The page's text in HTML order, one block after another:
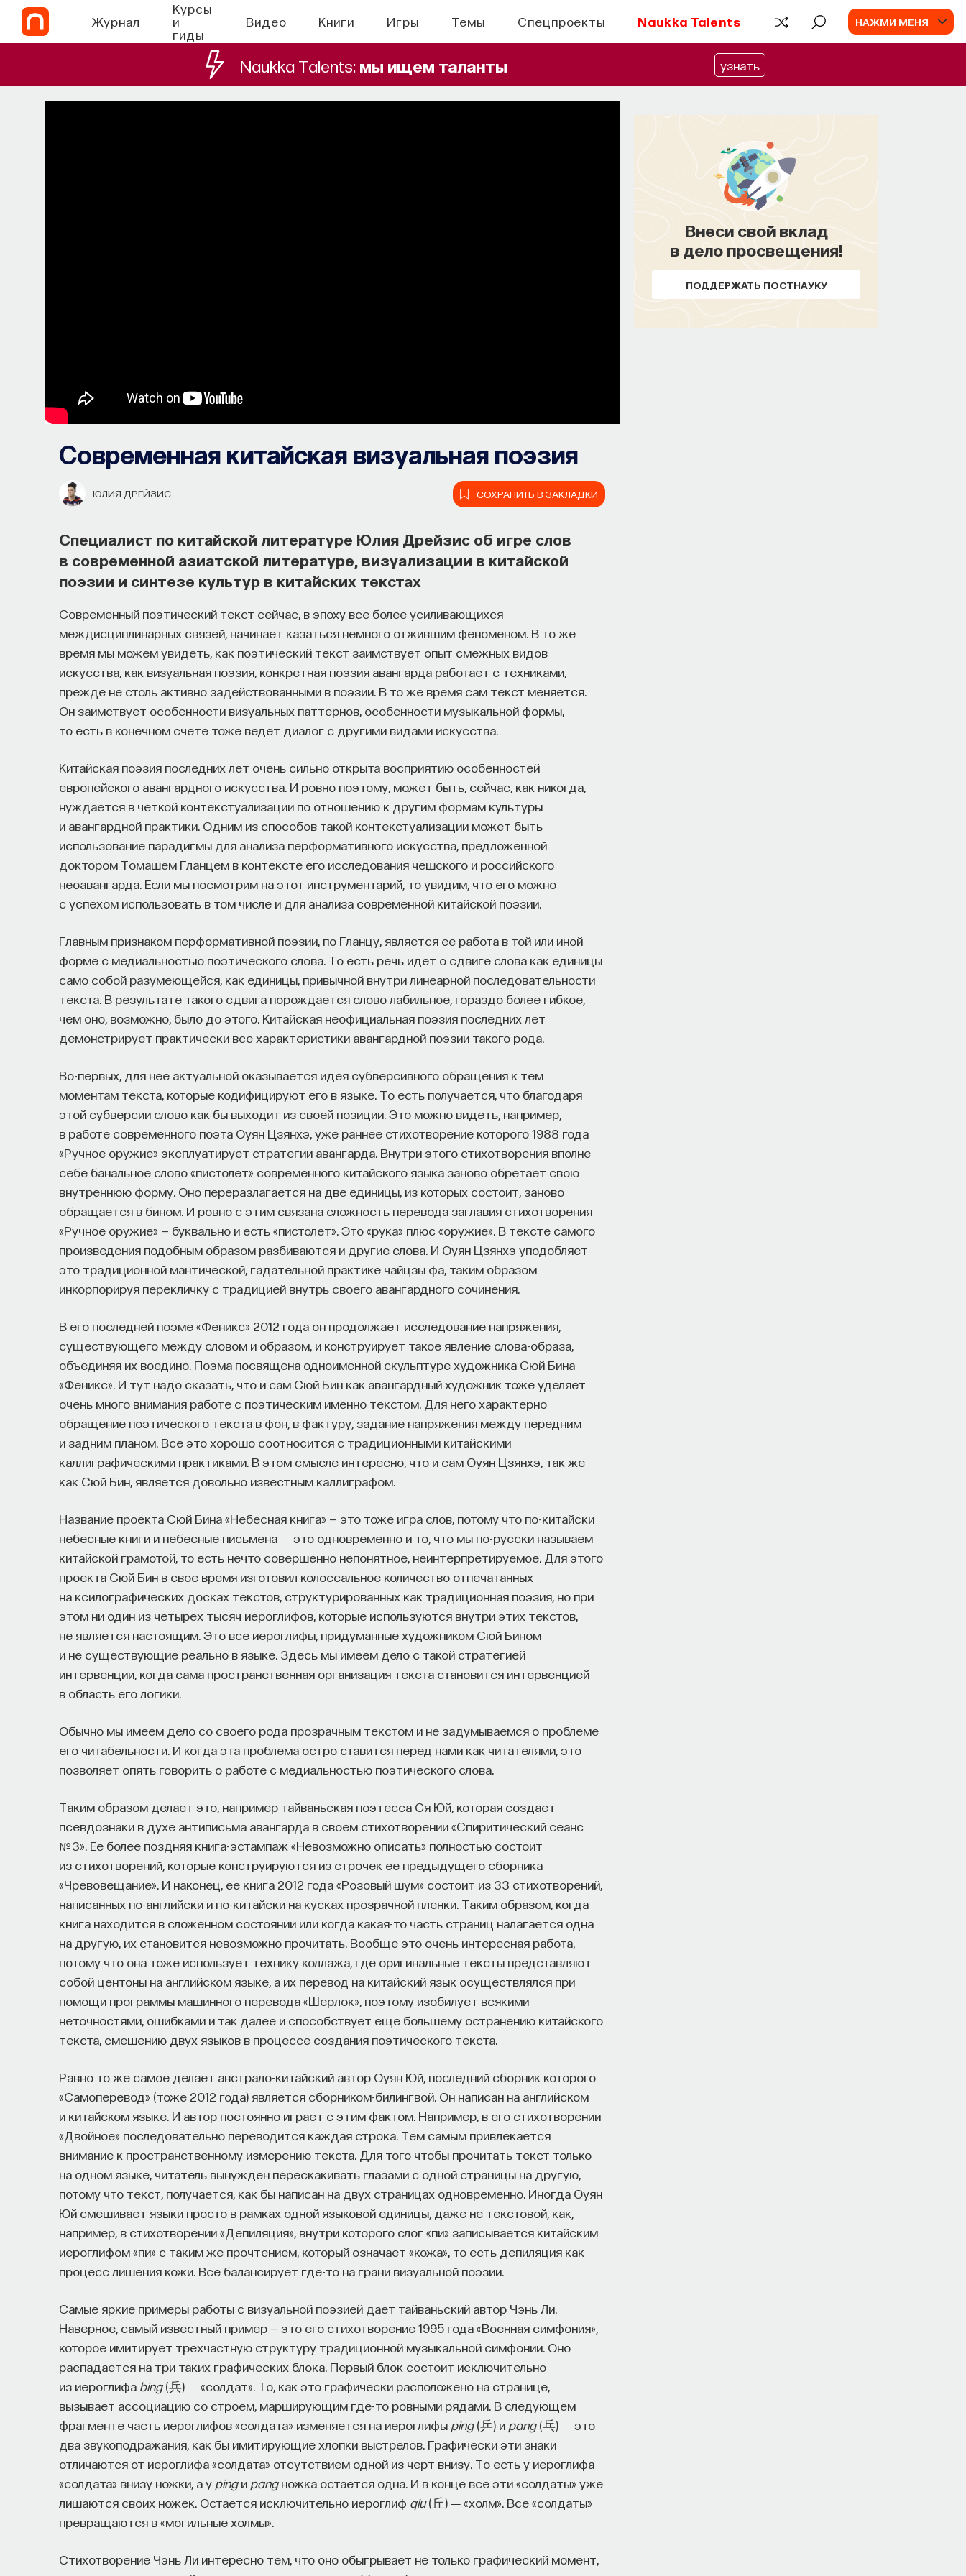
Журнал
Курсы
и
гиды
Видео Книги Игры Темы Спецпроекты Naukka Talents НАЖМИ МЕНЯ
Naukka Talents: мы ищем таланты узнать
Современная китайская визуальная поэзия
ЮЛИЯ ДРЕЙЗИС СОХРАНИТЬ В ЗАКЛАДКИ
Специалист по китайской литературе Юлия Дрейзис об игре слов
в современной азиатской литературе, визуализации в китайской
поэзии и синтезе культур в китайских текстах
Современный поэтический текст сейчас, в эпоху все более усиливающихся
междисциплинарных связей, начинает казаться немного отжившим феноменом. В то же
время мы можем увидеть, как поэтический текст заимствует опыт смежных видов
искусства, как визуальная поэзия, конкретная поэзия авангарда работает с техниками,
прежде не столь активно задействованными в поэзии. В то же время сам текст меняется.
Он заимствует особенности визуальных паттернов, особенности музыкальной формы,
то есть в конечном счете тоже ведет диалог с другими видами искусства.
Китайская поэзия последних лет очень сильно открыта восприятию особенностей
европейского авангардного искусства. И ровно поэтому, может быть, сейчас, как никогда,
нуждается в четкой контекстуализации по отношению к другим формам культуры
и авангардной практики. Одним из способов такой контекстуализации может быть
использование парадигмы для анализа перформативного искусства, предложенной
доктором Томашем Гланцем в контексте его исследования чешского и российского
неоавангарда. Если мы посмотрим на этот инструментарий, то увидим, что его можно
с успехом использовать в том числе и для анализа современной китайской поэзии.
Главным признаком перформативной поэзии, по Гланцу, является ее работа в той или иной
форме с медиальностью поэтического слова. То есть речь идет о сдвиге слова как единицы
само собой разумеющейся, как единицы, привычной внутри линеарной последовательности
текста. В результате такого сдвига порождается слово лабильное, гораздо более гибкое,
чем оно, возможно, было до этого. Китайская неофициальная поэзия последних лет
демонстрирует практически все характеристики авангардной поэзии такого рода.
Во-первых, для нее актуальной оказывается идея субверсивного обращения к тем
моментам текста, которые кодифицируют его в языке. То есть получается, что благодаря
этой субверсии слово как бы выходит из своей позиции. Это можно видеть, например,
в работе современного поэта Оуян Цзянхэ, уже раннее стихотворение которого 1988 года
«Ручное оружие» эксплуатирует стратегии авангарда. Внутри этого стихотворения вполне
себе банальное слово «пистолет» современного китайского языка заново обретает свою
внутреннюю форму. Оно переразлагается на две единицы, из которых состоит, заново
обращается в бином. И ровно с этим связана сложность перевода заглавия стихотворения
«Ручное оружие» — буквально и есть «пистолет». Это «рука» плюс «оружие». В тексте самого
произведения подобным образом разбиваются и другие слова. И Оуян Цзянхэ уподобляет
это традиционной мантической, гадательной практике чайцзы фа, таким образом
инкорпорируя перекличку с традицией внутрь своего авангардного сочинения.
В его последней поэме «Феникс» 2012 года он продолжает исследование напряжения,
существующего между словом и образом, и конструирует такое явление слова-образа,
объединяя их воедино. Поэма посвящена одноименной скульптуре художника Сюй Бина
«Феникс». И тут надо сказать, что и сам Сюй Бин как авангардный художник тоже уделяет
очень много внимания работе с поэтическим именно текстом. Для него характерно
обращение поэтического текста в фон, в фактуру, задание напряжения между передним
и задним планом. Все это хорошо соотносится с традиционными китайскими
каллиграфическими практиками. В этом смысле интересно, что и сам Оуян Цзянхэ, так же
как Сюй Бин, является довольно известным каллиграфом.
Название проекта Сюй Бина «Небесная книга» — это тоже игра слов, потому что по-китайски
небесные книги и небесные письмена ― это одновременно и то, что мы по-русски называем
китайской грамотой, то есть нечто совершенно непонятное, неинтерпретируемое. Для этого
проекта Сюй Бин в свое время изготовил колоссальное количество отпечатанных
на ксилографических досках текстов, структурированных как традиционная поэзия, но при
этом ни один из четырех тысяч иероглифов, которые используются внутри этих текстов,
не является настоящим. Это все иероглифы, придуманные художником Сюй Бином
и не существующие реально в языке. Здесь мы имеем дело с такой стратегией
интервенции, когда сама пространственная организация текста становится интервенцией
в область его логики.
Обычно мы имеем дело со своего рода прозрачным текстом и не задумываемся о проблеме
его читабельности. И когда эта проблема остро ставится перед нами как читателями, это
позволяет опять говорить о работе с медиальностью поэтического слова.
Таким образом делает это, например тайваньская поэтесса Ся Юй, которая создает
псевдознаки в духе антиписьма авангарда в своем стихотворении «Спиритический сеанс
№ 3». Ее более поздняя книга-эстампаж «Невозможно описать» полностью состоит
из стихотворений, которые конструируются из строчек ее предыдущего сборника
«Чревовещание». И наконец, ее книга 2012 года «Розовый шум» состоит из 33 стихотворений,
написанных по-английски и по-китайски на кусках прозрачной пленки. Таким образом, когда
книга находится в сложенном состоянии или когда какая-то часть страниц налагается одна
на другую, их становится невозможно прочитать. Вообще это очень интересная работа,
потому что она тоже использует технику коллажа, где оригинальные тексты представляют
собой центоны на английском языке, а их перевод на китайский язык осуществлялся при
помощи программы машинного перевода «Шерлок», поэтому изобилует всякими
неточностями, ошибками и так далее и способствует еще большему остранению китайского
текста, смешению двух языков в процессе создания поэтического текста.
Равно то же самое делает австрало-китайский автор Оуян Юй, последний сборник которого
«Самоперевод» (тоже 2012 года) является сборником-билингвой. Он написан на английском
и китайском языке. И автор постоянно играет с этим фактом. Например, в его стихотворении
«Двойное» последовательно переводится каждая строка. Тем самым привлекается
внимание к пространственному измерению текста. Для того чтобы прочитать текст только
на одном языке, читатель вынужден перескакивать глазами с одной страницы на другую,
потому что текст, получается, как бы написан на двух страницах одновременно. Иногда Оуян
Юй смешивает языки просто в рамках одной языковой единицы, даже не текстовой, как,
например, в стихотворении «Депиляция», внутри которого слог «пи» записывается китайским
иероглифом «пи» с таким же прочтением, который означает «кожа», то есть депиляция как
процесс лишения кожи. Все балансирует где-то на грани визуальной поэзии.
Самые яркие примеры работы с визуальной поэзией дает тайваньский автор Чэнь Ли.
Наверное, самый известный пример — это его стихотворение 1995 года «Военная симфония»,
которое имитирует трехчастную структуру традиционной музыкальной симфонии. Оно
распадается на три таких графических блока. Первый блок состоит исключительно
из иероглифа bing(兵) ― «солдат». То, как это графически расположено на странице,
вызывает ассоциацию со строем, марширующим где-то ровными рядами. В следующем
фрагменте часть иероглифов «солдата» изменяется на иероглифы ping(乒) и pang(乓) ― это
два звукоподражания, как бы имитирующие хлопки выстрелов. Графически эти знаки
отличаются от иероглифа «солдата» отсутствием одной из черт внизу. То есть у иероглифа
«солдата» внизу ножки, а у pingи pangножка остается одна. И в конце все эти «солдаты» уже
лишаются своих ножек. Остается исключительно иероглиф qiu(丘) ― «холм». Все «солдаты»
превращаются в «могильные холмы».
Стихотворение Чэнь Ли интересно тем, что оно обыгрывает не только графический момент,
Внеси свой вклад
в дело просвещения!
ПОДДЕРЖАТЬ ПОСТНАУКУ